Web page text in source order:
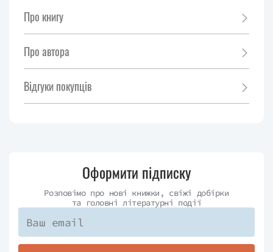
Про книгу
Про автора
Відгуки покупців
Оформити підписку
Розповімо про нові книжки, свіжі добірки
та головні літературні події